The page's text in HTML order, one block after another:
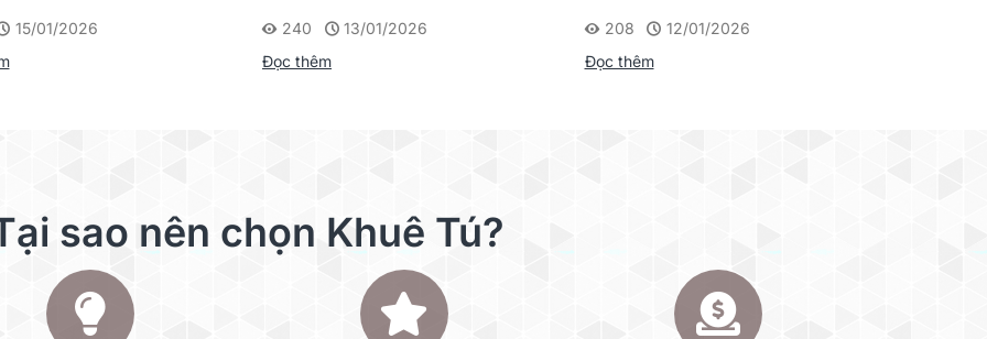
cách điện cao cấp,lõi
nối đất,
kết hợp dải cao
Tất cả tạo nên một hệ
vượt trội.
15/01/2026
240
13/01/2026
Đọc thêm
208
12/01/2026
Đọc thêm
sao nên chọn Khuê Tú?